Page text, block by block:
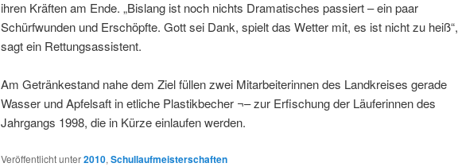
ihren Kräften am Ende. „Bislang ist noch nichts Dramatisches passiert – ein paar
Schürfwunden und Erschöpfte. Gott sei Dank, spielt das Wetter mit, es ist nicht zu heiß“,
sagt ein Rettungsassistent.
Am Getränkestand nahe dem Ziel füllen zwei Mitarbeiterinnen des Landkreises gerade
Wasser und Apfelsaft in etliche Plastikbecher ¬– zur Erfischung der Läuferinnen des
Jahrgangs 1998, die in Kürze einlaufen werden.
Veröffentlicht unter2010, Schullaufmeisterschaften